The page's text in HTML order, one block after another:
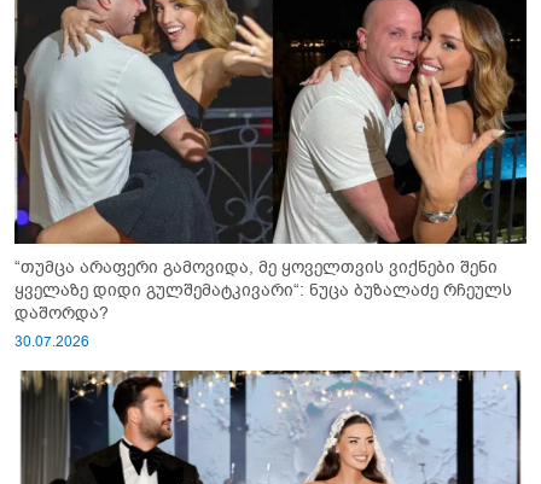
“თუმცა არაფერი გამოვიდა, მე ყოველთვის ვიქნები შენი
ყველაზე დიდი გულშემატკივარი“: ნუცა ბუზალაძე რჩეულს
დაშორდა?
30.07.2026